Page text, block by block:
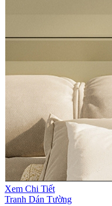
Xem Chi Tiết
Tranh Dán Tường